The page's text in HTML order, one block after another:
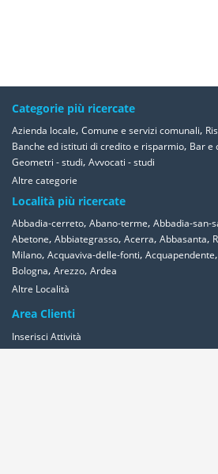
Categorie più ricercate
Azienda locale, Comune e servizi comunali,
Banche ed istituti di credito e risparmio, Bar e
Geometri - studi, Avvocati - studi
Altre categorie
Località più ricercate
Abbadia-cerreto, Abano-terme, Abbadia-san-
Abetone, Abbiategrasso, Acerra, Abbasanta,
Milano, Acquaviva-delle-fonti, Acquapendente,
Bologna, Arezzo, Ardea
Altre Località
Area Clienti
Inserisci Attività